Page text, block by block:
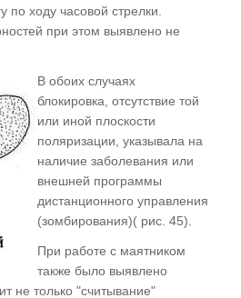
"Две тысячи лет война.
причин...". Не записанные
Патологические и
от нормы
донорства.
детей?. Коррекция
по ходу часовой стрелки.
при этом выявлено не
В обоих случаях
блокировка, отсутствие той
или иной плоскости
поляризации, указывала на
наличие заболевания или
внешней программы
дистанционного управления
(зомбирования)( рис. 45).
При работе с маятником
также было выявлено
не только "считывание"